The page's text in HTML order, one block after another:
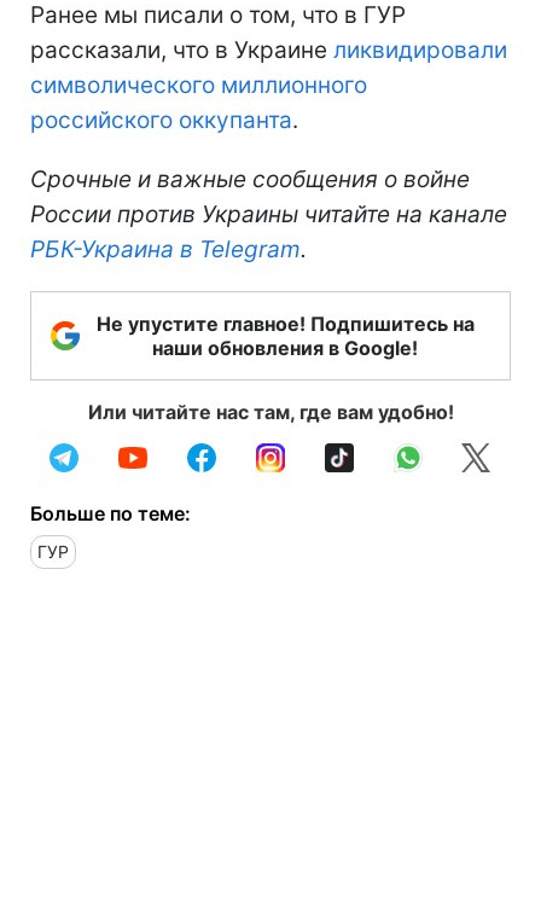
Ранее мы писали о том, что в ГУР
рассказали, что в Украине ликвидировали
символического миллионного
российского оккупанта.
Срочные и важные сообщения о войне
России против Украины читайте на канале
РБК-Украина в Telegram.
Не упустите главное! Подпишитесь на
наши обновления в Google!
Или читайте нас там, где вам удобно!
Больше по теме:
ГУР